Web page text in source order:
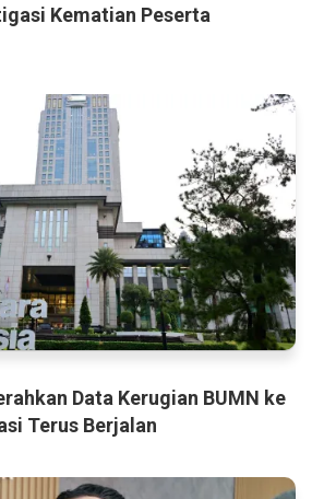
Kematian Peserta
Data Kerugian BUMN ke
Terus Berjalan